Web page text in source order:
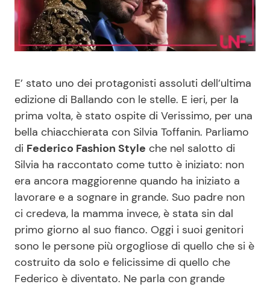
Benessere
Casa
Moda e Style
Mondo Mamma
News benessere
Salute
Viaggi e Turismo
Festività
Cucina e Ricette
Consigli di Cucina
Dolci
Le Ricette in TV
Primi Piatti
Ricette Facili e Veloci
Ricette Feste
Ricette per Bambini
E’ stato uno dei protagonisti assoluti dell’ultima
edizione di Ballando con le stelle. E ieri, per la
prima volta, è stato ospite di Verissimo, per una
bella chiacchierata con Silvia Toffanin. Parliamo
di Federico Fashion Style che nel salotto di
Silvia ha raccontato come tutto è iniziato: non
era ancora maggiorenne quando ha iniziato a
lavorare e a sognare in grande. Suo padre non
ci credeva, la mamma invece, è stata sin dal
primo giorno al suo fianco. Oggi i suoi genitori
sono le persone più orgogliose di quello che si è
costruito da solo e felicissime di quello che
Federico è diventato. Ne parla con grande